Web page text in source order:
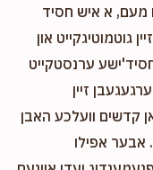
מעם, א איש חסיד
גוטמוטיגקייט און
ערנסטקייט
זיין
קדשים וועלכע האבן
אבער אפילו